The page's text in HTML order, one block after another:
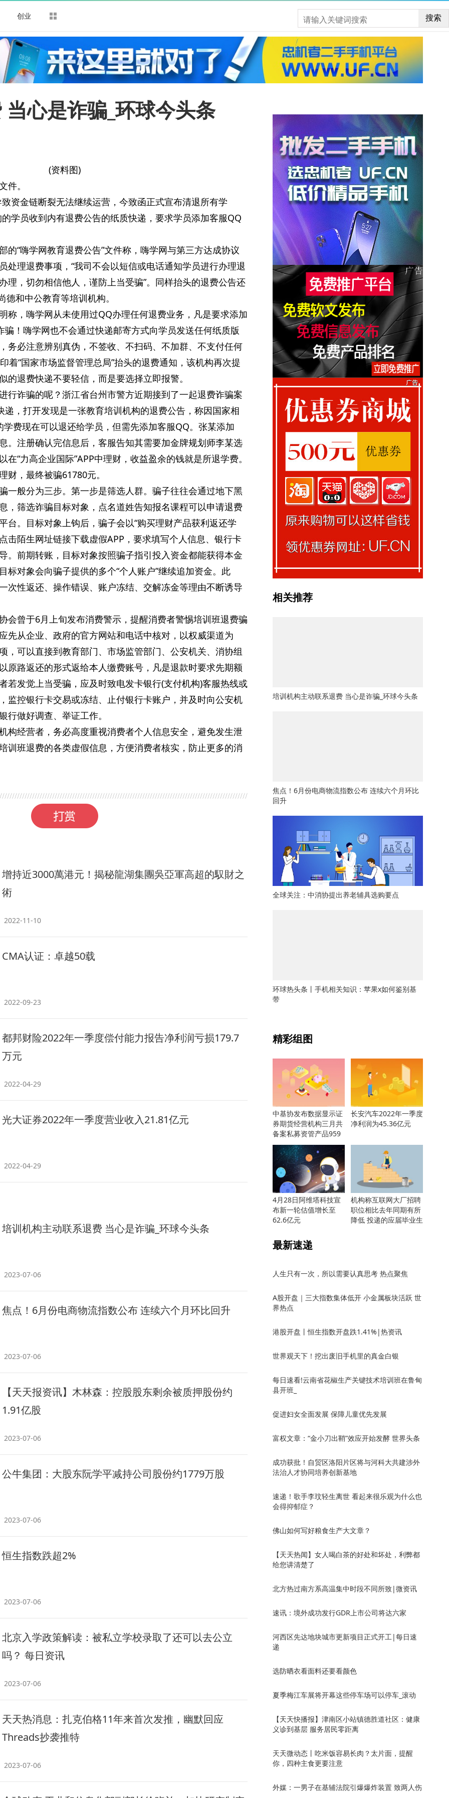
创业 搜索
心是诈骗_环球今头条
(资料图)
件。
资金链断裂无法继续运营，今致函正式宣布清退所有学
学员收到内有退费公告的纸质快递，要求学员添加客服QQ
的“嗨学网教育退费公告”文件称，嗨学网与第三方达成协议
处理退费事项，“我司不会以短信或电话通知学员进行办理退
理，切勿相信他人，谨防上当受骗”。同样抬头的退费公告还
和中公教育等培训机构。
称，嗨学网从未使用过QQ办理任何退费业务，凡是要求添加
骗！嗨学网也不会通过快递邮寄方式向学员发送任何纸质版
务必注意辨别真伪，不签收、不扫码、不加群、不支付任何
着“国家市场监督管理总局”抬头的退费通知，该机构再次提
的退费快递不要轻信，而是要选择立即报警。
行诈骗的呢？浙江省台州市警方近期接到了一起退费诈骗案
，打开发现是一张教育培训机构的退费公告，称因国家相
学费现在可以退还给学员，但需先添加客服QQ。张某添加
。注册确认完信息后，客服告知其需要加金牌规划师李某选
“力高企业国际”APP中理财，收益盈余的钱就是所退学费。
财，最终被骗61780元。
一般分为三步。第一步是筛选人群。骗子往往会通过地下黑
，筛选诈骗目标对象，点名道姓告知报名课程可以申请退费
台。目标对象上钩后，骗子会以“购买理财产品获利返还学
击陌生网址链接下载虚假APP，要求填写个人信息、银行卡
。前期转账，目标对象按照骗子指引投入资金都能获得本金
标对象会向骗子提供的多个“个人账户”继续追加资金。此
次性返还、操作错误、账户冻结、交解冻金等理由不断诱导
会曾于6月上旬发布消费警示，提醒消费者警惕培训班退费骗
先从企业、政府的官方网站和电话中核对，以权威渠道为
，可以直接到教育部门、市场监管部门、公安机关、消协组
原路返还的形式返给本人缴费账号，凡是退款时要求先期额
若发觉上当受骗，应及时致电发卡银行(支付机构)客服热线或
监控银行卡交易或冻结、止付银行卡账户，并及时向公安机
行做好调查、举证工作。
构经营者，务必高度重视消费者个人信息安全，避免发生泄
训班退费的各类虚假信息，方便消费者核实，防止更多的消
增持近3000萬港元！揭秘龍湖集團吳亞軍高超的馭財之
術
2022-11-10
CMA认证：卓越50载
2022-09-23
都邦财险2022年一季度偿付能力报告净利润亏损179.7
万元
2022-04-29
光大证券2022年一季度营业收入21.81亿元
2022-04-29
培训机构主动联系退费 当心是诈骗_环球今头条
2023-07-06
焦点！6月份电商物流指数公布 连续六个月环比回升
2023-07-06
【天天报资讯】木林森：控股股东剩余被质押股份约
1.91亿股
2023-07-06
公牛集团：大股东阮学平减持公司股份约1779万股
2023-07-06
恒生指数跌超2%
2023-07-06
北京入学政策解读：被私立学校录取了还可以去公立
吗？ 每日资讯
2023-07-06
天天热消息：扎克伯格11年来首次发推，幽默回应
Threads抄袭推特
2023-07-06
相关推荐
培训机构主动联系退费 当心是诈骗_环球今头条
焦点！6月份电商物流指数公布 连续六个月环比
回升
全球关注：中消协提出养老辅具选购要点
环球热头条丨手机相关知识：苹果x如何鉴别基
带
精彩组图
中基协发布数据显示证
券期货经营机构三月共
备案私募资管产品959
只
长安汽车2022年一季度
净利润为45.36亿元
4月28日阿维塔科技宣
布新一轮估值增长至
62.6亿元
机构称互联网大厂招聘
职位相比去年同期有所
降低 投递的应届毕业生
最新速递
人生只有一次，所以需要认真思考 热点聚焦
A股开盘｜三大指数集体低开 小金属板块活跃 世
界热点
港股开盘丨恒生指数开盘跌1.41%|热资讯
世界观天下！挖出废旧手机里的真金白银
每日速看!云南省花椒生产关键技术培训班在鲁甸
县开班_
促进妇女全面发展 保障儿童优先发展
富权文章：“金小刀出鞘”效应开始发酵 世界头条
成功获批！自贸区洛阳片区将与河科大共建涉外
法治人才协同培养创新基地
速递！歌手李玟轻生离世 看起来很乐观为什么也
会得抑郁症？
佛山如何写好粮食生产大文章？
【天天热闻】女人喝白茶的好处和坏处，利弊都
给您讲清楚了
北方热过南方系高温集中时段不同所致|微资讯
速讯：境外成功发行GDR上市公司将达六家
河西区先达地块城市更新项目正式开工|每日速
递
选防晒衣看面料还要看颜色
夏季梅江车展将开幕这些停车场可以停车_滚动
【天天快播报】津南区小站镇德胜道社区：健康
义诊到基层 服务居民零距离
天天微动态丨吃米饭容易长肉？太片面，提醒
你，四种主食更要注意
外媒：一男子在基辅法院引爆爆炸装置 致两人伤